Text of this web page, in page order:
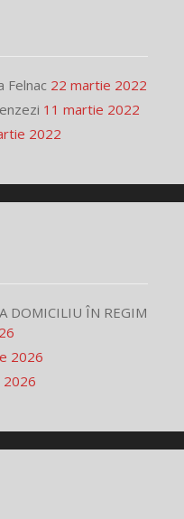
Felnac 22 martie 2022
11 martie 2022
2022
DOMICILIU ÎN REGIM
2026
2026